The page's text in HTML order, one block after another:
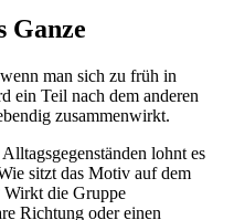
Ganze
man sich zu früh in
ein Teil nach dem anderen
zusammenwirkt.
lohnt es
sitzt das Motiv auf dem
Wirkt die Gruppe
Richtung oder einen